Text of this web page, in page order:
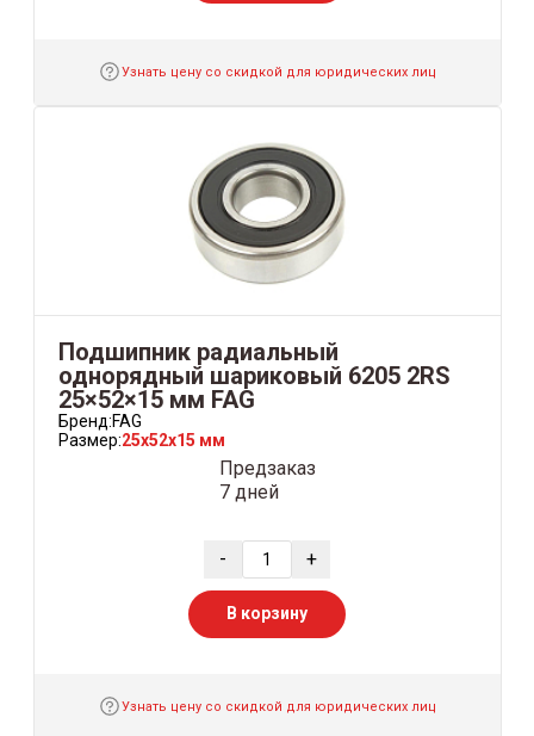
Узнать цену со скидкой для юридических лиц
Подшипник радиальный
однорядный шариковый 6205 2RS
25×52×15 мм FAG
Бренд:FAG
Размер:25x52x15 мм
Предзаказ
7 дней
- +
В корзину
Узнать цену со скидкой для юридических лиц